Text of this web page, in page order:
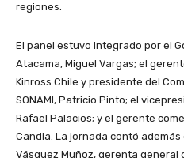
regiones.
El panel estuvo integrado por el
Atacama, Miguel Vargas; el
Kinross Chile y presidente del
SONAMI, Patricio Pinto; el
Rafael Palacios; y el gerente
Candia. La jornada contó
Vásquez Muñoz, gerenta general